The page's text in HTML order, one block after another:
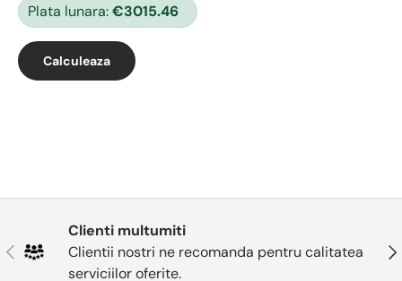
Plata lunara:€3015.46
Calculeaza
Anterior
Clienti multumiti
Clientii nostri ne recomanda pentru calitatea
serviciilor oferite.